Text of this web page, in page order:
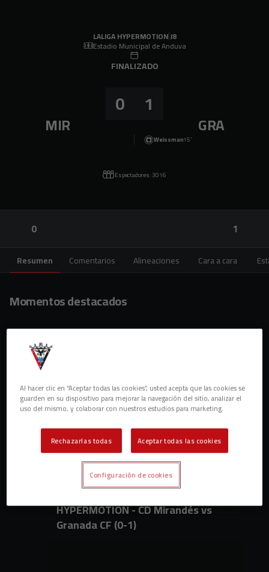
LALIGA HYPERMOTION|J8
Estadio Municipal de Anduva
FINALIZADO
MIR
0 1
GRA
15’
Weissman
Espectadores: 3016
0 1
Resumen Comentarios Alineaciones Cara a cara
Momentos destacados
Temporada 2024/2025 - LALIGA
HYPERMOTION - CD Mirandés vs
Granada CF (0-1)
Al hacer clic en “Aceptar todas las cookies”, usted acepta que las cookies se
guarden en su dispositivo para mejorar la navegación del sitio, analizar el
uso del mismo, y colaborar con nuestros estudios para marketing.
Rechazarlas todas Aceptar todas las cookies
Configuración de cookies